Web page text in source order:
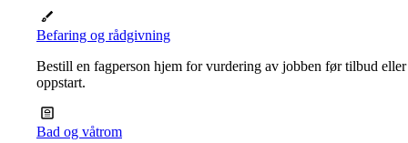
Befaring og rådgivning
Bestill en fagperson hjem for vurdering av jobben før tilbud eller
oppstart.
Bad og våtrom